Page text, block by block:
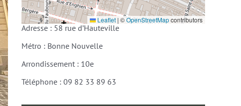
Leaflet | ©OpenStreetMapcontributors
Adresse : 58 rue d’Hauteville
Métro : Bonne Nouvelle
Arrondissement : 10e
Téléphone : 09 82 33 89 63